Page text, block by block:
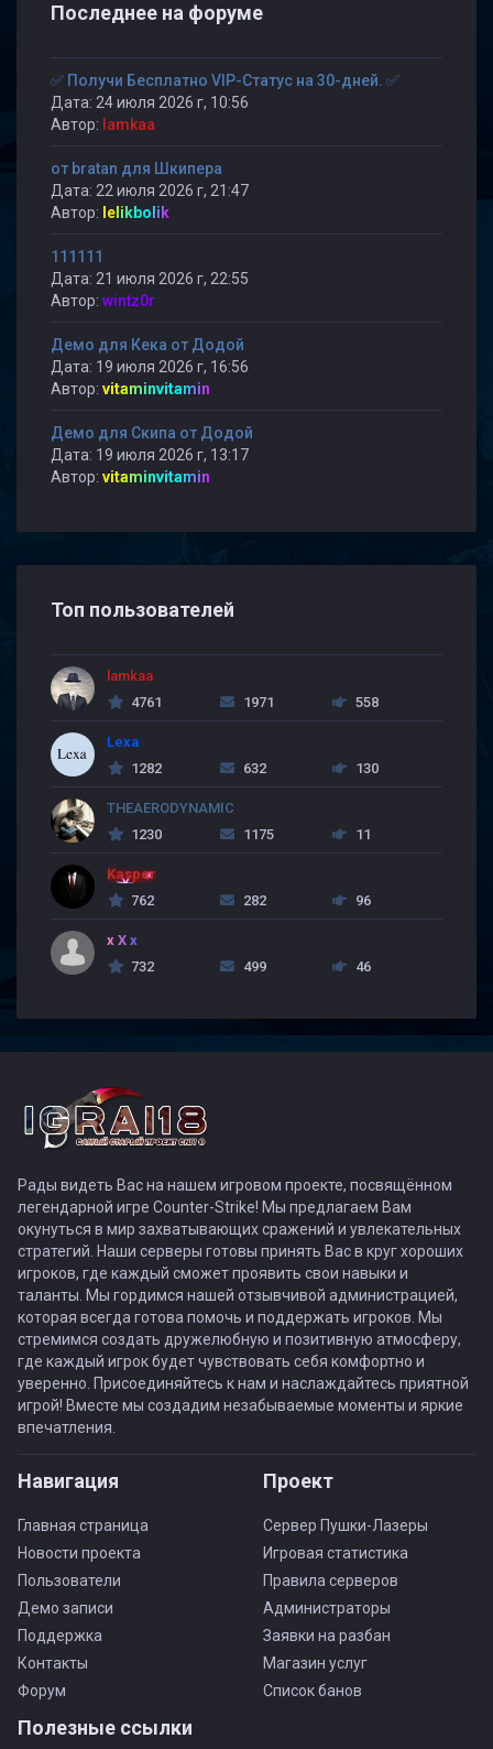
Последнее на форуме
✅ Получи Бесплатно VIP-Статус на 30-дней. ✅
Дата: 24 июля 2026 г, 10:56
Автор: lamkaa
от bratan для Шкипера
Дата: 22 июля 2026 г, 21:47
Автор: lelikbolik
111111
Дата: 21 июля 2026 г, 22:55
Автор: wintz0r
Демо для Кека от Додой
Дата: 19 июля 2026 г, 16:56
Автор: vitaminvitamin
Демо для Скипа от Додой
Дата: 19 июля 2026 г, 13:17
Автор: vitaminvitamin
Топ пользователей
lamkaa
4761
1971 558
Lexa
1282
632 130
THEAERODYNAMIC
1230
1175 11
Kasper
762
282 96
x X x
732
499 46
Рады видеть Вас на нашем игровом проекте, посвящённом
легендарной игре Counter-Strike! Мы предлагаем Вам
окунуться в мир захватывающих сражений и увлекательных
стратегий. Наши серверы готовы принять Вас в круг хороших
игроков, где каждый сможет проявить свои навыки и
таланты. Мы гордимся нашей отзывчивой администрацией,
которая всегда готова помочь и поддержать игроков. Мы
стремимся создать дружелюбную и позитивную атмосферу,
где каждый игрок будет чувствовать себя комфортно и
уверенно. Присоединяйтесь к нам и наслаждайтесь приятной
игрой! Вместе мы создадим незабываемые моменты и яркие
впечатления.
Навигация
Главная страница
Новости проекта
Пользователи
Демо записи
Поддержка
Контакты
Форум
Проект
Сервер Пушки-Лазеры
Игровая статистика
Правила серверов
Администраторы
Заявки на разбан
Магазин услуг
Список банов
Полезные ссылки